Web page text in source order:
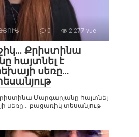
0 2 277 vue
Քրիստինա
հայտնել է
սեռը…
Մարգարյանը հայտնել
սեռը… բացառիկ տեսանյութ